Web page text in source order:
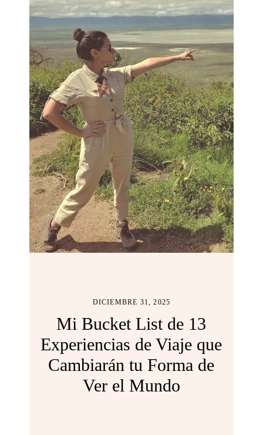
DICIEMBRE 31, 2025
Mi Bucket List de 13
Experiencias de Viaje que
Cambiarán tu Forma de
Ver el Mundo